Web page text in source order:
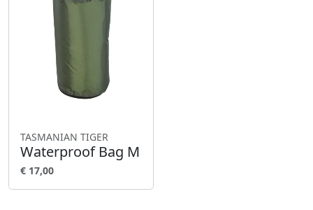
TASMANIAN TIGER
Waterproof Bag M
€ 17,00